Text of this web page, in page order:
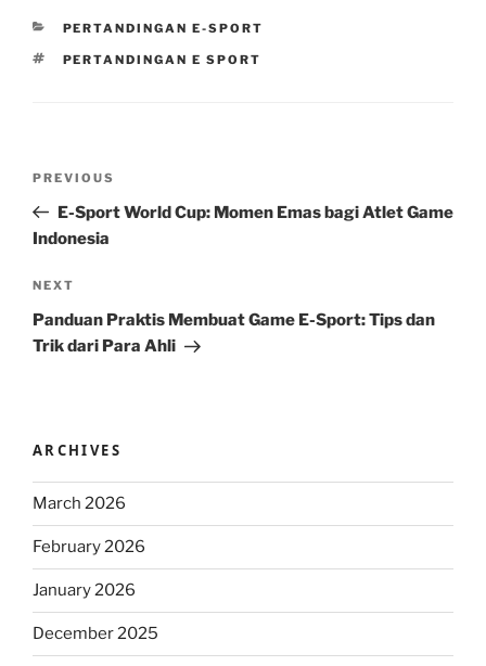
CATEGORIES
PERTANDINGAN E-SPORT
TAGS
PERTANDINGAN E SPORT
Previous
Post
PREVIOUS
E-Sport World Cup: Momen Emas bagi Atlet Game
Indonesia
Next
Post
NEXT
Panduan Praktis Membuat Game E-Sport: Tips dan
Trik dari Para Ahli
ARCHIVES
March 2026
February 2026
January 2026
December 2025